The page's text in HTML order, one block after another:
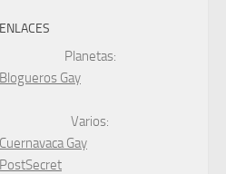
ENLACES
Planetas:
Blogueros Gay
Varios:
Cuernavaca Gay
PostSecret